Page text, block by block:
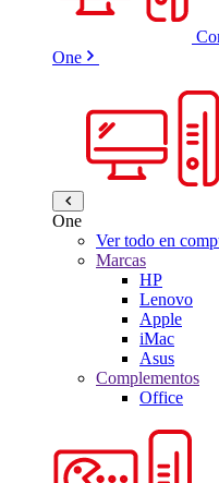
One
One
Ver todo en
Marcas
HP
Lenovo
Apple
iMac
Asus
Complementos
Office